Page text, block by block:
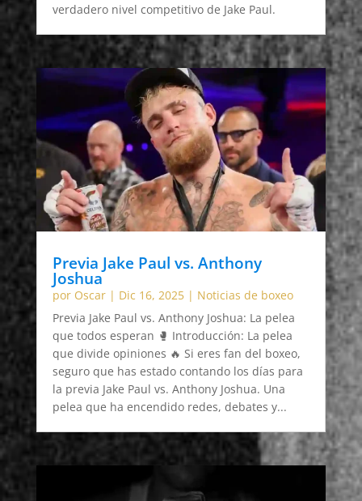
verdadero nivel competitivo de Jake Paul.
Previa Jake Paul vs. Anthony
Joshua
por Oscar| Dic 16, 2025| Noticias de boxeo
Previa Jake Paul vs. Anthony Joshua: La pelea
que todos esperan 🥊 Introducción: La pelea
que divide opiniones 🔥 Si eres fan del boxeo,
seguro que has estado contando los días para
la previa Jake Paul vs. Anthony Joshua. Una
pelea que ha encendido redes, debates y...